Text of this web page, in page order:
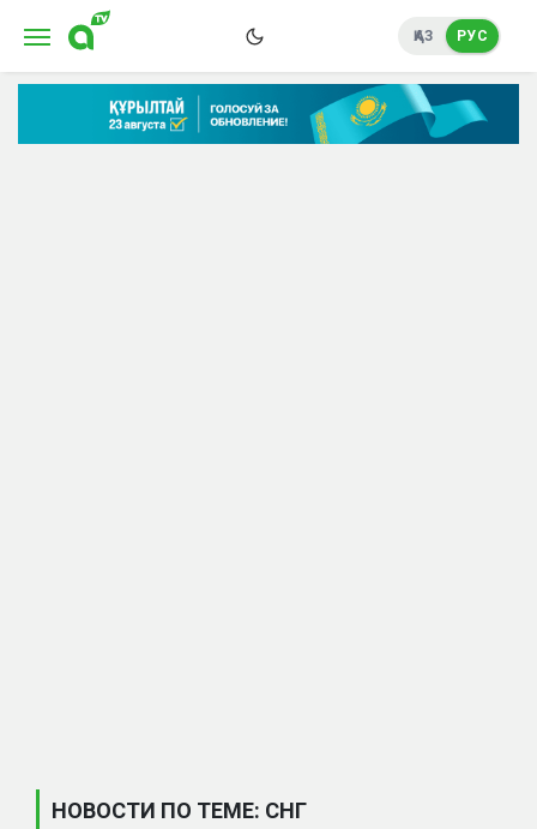
ҚАЗ РУС
НОВОСТИ ПО ТЕМЕ: СНГ